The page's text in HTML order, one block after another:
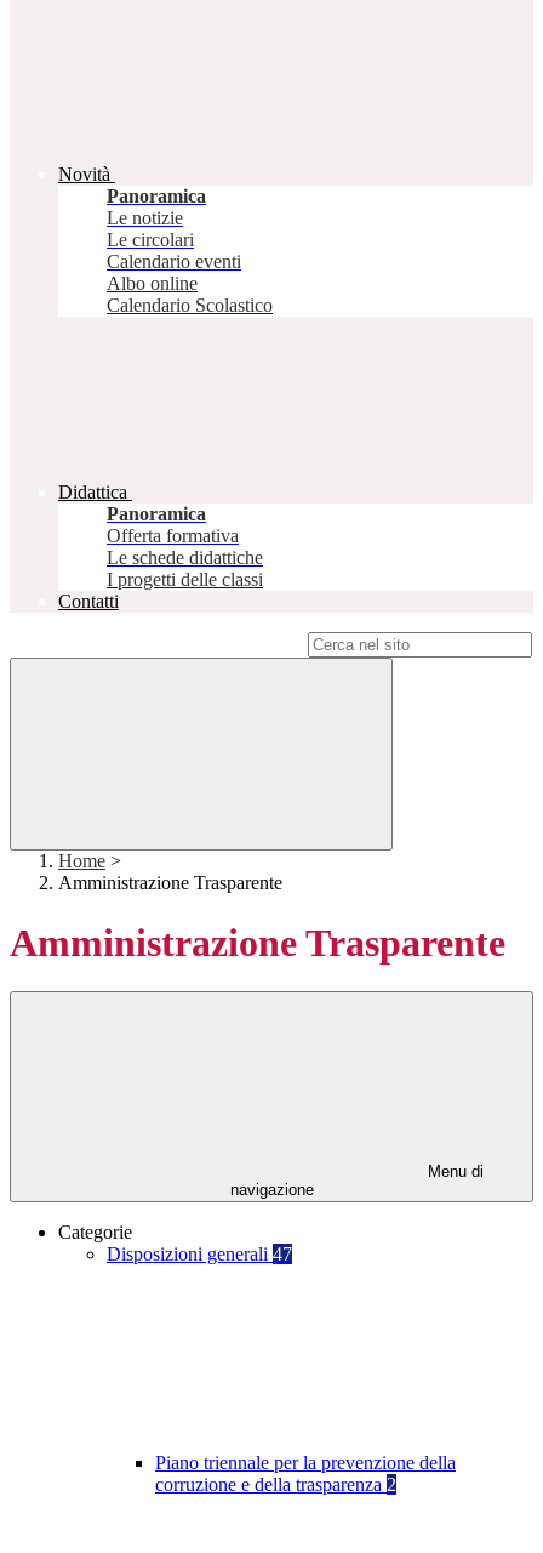
Novità
Panoramica
Le notizie
Le circolari
Calendario eventi
Albo online
Calendario Scolastico
Didattica
Panoramica
Offerta formativa
Le schede didattiche
I progetti delle classi
Contatti
Home >
Amministrazione Trasparente
Amministrazione Trasparente
Menu di
navigazione
Categorie
Disposizioni generali 47
Piano triennale per la prevenzione della
corruzione e della trasparenza 2